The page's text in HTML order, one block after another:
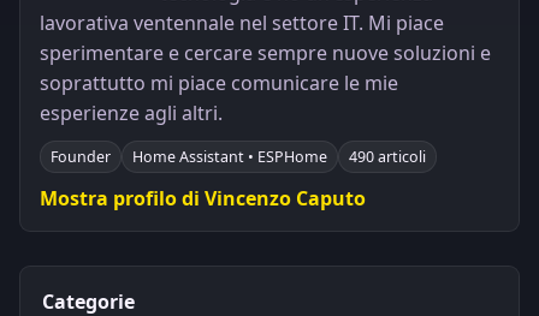
lavorativa ventennale nel settore IT. Mi piace
sperimentare e cercare sempre nuove soluzioni e
soprattutto mi piace comunicare le mie
esperienze agli altri.
Founder Home Assistant • ESPHome 490 articoli
Mostra profilo di Vincenzo Caputo
Categorie